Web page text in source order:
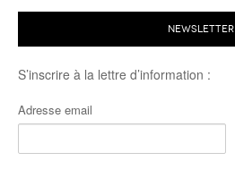
NEWSLETTER
S’inscrire à la lettre d’information :
Adresse email